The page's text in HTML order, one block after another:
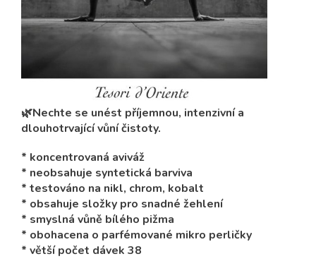
🌿Nechte se unést příjemnou, intenzivní a
dlouhotrvající vůní čistoty.
* koncentrovaná aviváž
* neobsahuje syntetická barviva
* testováno na nikl, chrom, kobalt
* obsahuje složky pro snadné žehlení
* smyslná vůně bílého pižma
* obohacena o parfémované mikro perličky
* větší počet dávek 38